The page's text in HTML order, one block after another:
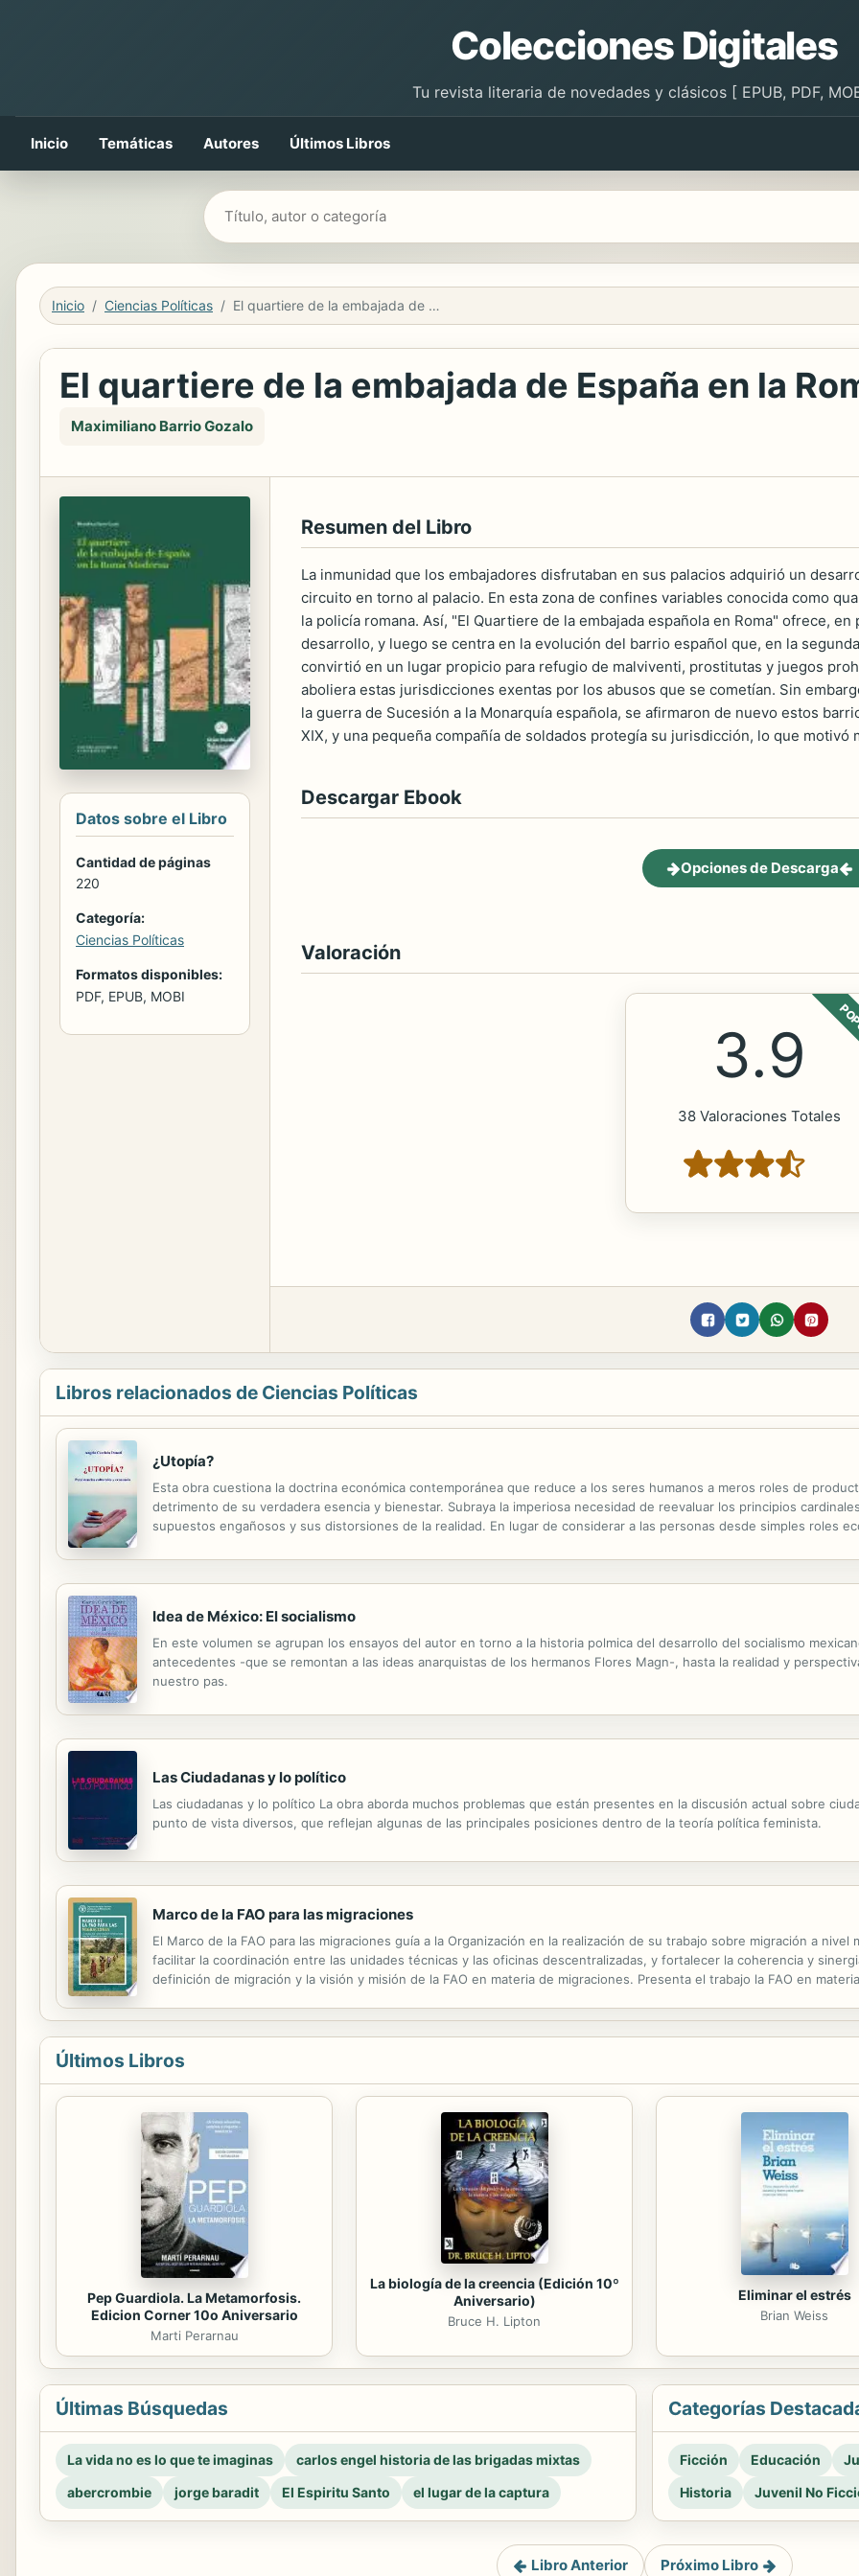
Colecciones Digitales
Tu revista literaria de novedades y clásicos [ EPUB, PDF,
Inicio Temáticas Autores Últimos Libros
Buscar libros
Inicio Ciencias Políticas El quartiere de la embajada de España en la Roma Moderna
El quartiere de la embajada de España en la
Maximiliano Barrio Gozalo
Datos sobre el Libro
Cantidad de páginas
220
Categoría:
Ciencias Políticas
Formatos disponibles:
PDF, EPUB, MOBI
Resumen del Libro
La inmunidad que los embajadores disfrutaban en sus palacios adquirió un
circuito en torno al palacio. En esta zona de confines variables conocida como
la policía romana. Así, "El Quartiere de la embajada española en Roma" ofrece,
desarrollo, y luego se centra en la evolución del barrio español que, en la
convirtió en un lugar propicio para refugio de malviventi, prostitutas y juegos
aboliera estas jurisdicciones exentas por los abusos que se cometían. Sin
la guerra de Sucesión a la Monarquía española, se afirmaron de nuevo estos
XIX, y una pequeña compañía de soldados protegía su jurisdicción, lo que
Descargar Ebook
Opciones de Descarga
Valoración
3.9
38 Valoraciones Totales
Libros relacionados de Ciencias Políticas
¿Utopía?
Esta obra cuestiona la doctrina económica contemporánea que reduce a los seres humanos a meros roles de
detrimento de su verdadera esencia y bienestar. Subraya la imperiosa necesidad de reevaluar los principios
supuestos engañosos y sus distorsiones de la realidad. En lugar de considerar a las personas desde simples roles
Idea de México: El socialismo
En este volumen se agrupan los ensayos del autor en torno a la historia polmica del desarrollo del socialismo
antecedentes -que se remontan a las ideas anarquistas de los hermanos Flores Magn-, hasta la realidad y
nuestro pas.
Las Ciudadanas y lo político
Las ciudadanas y lo político La obra aborda muchos problemas que están presentes en la discusión actual sobre
punto de vista diversos, que reflejan algunas de las principales posiciones dentro de la teoría política feminista.
Marco de la FAO para las migraciones
El Marco de la FAO para las migraciones guía a la Organización en la realización de su trabajo sobre migración a
facilitar la coordinación entre las unidades técnicas y las oficinas descentralizadas, y fortalecer la coherencia y
definición de migración y la visión y misión de la FAO en materia de migraciones. Presenta el trabajo la FAO en
Últimos Libros
Pep Guardiola. La Metamorfosis.
Edicion Corner 10o Aniversario
Marti Perarnau
La biología de la creencia (Edición 10º
Aniversario)
Bruce H. Lipton
Eliminar el estrés
Brian Weiss
Últimas Búsquedas
La vida no es lo que te imaginas
carlos engel historia de las brigadas mixtas
abercrombie
jorge baradit El Espiritu Santo el lugar de la captura
Categorías
Ficción Educación
Historia
Juvenil No
Libro Anterior Próximo Libro